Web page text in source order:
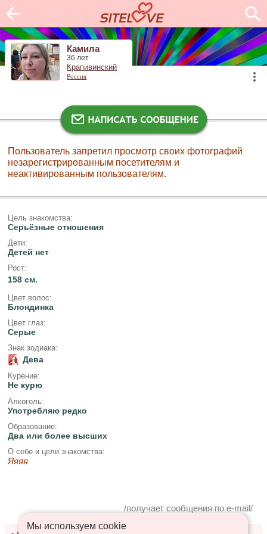
Камила
36 лет
Крапивинский
Россия
Пользователь запретил просмотр своих фотографий
незарегистрированным посетителям и
неактивированным пользователям.
Цель знакомства:
Серьёзные отношения
Дети:
Детей нет
Рост:
158 см.
Цвет волос:
Блондинка
Цвет глаз:
Серые
Знак зодиака:
Дева
Курение:
Не курю
Алкоголь:
Употребляю редко
Образование:
Два или более высших
О себе и цели знакомства:
Яяяя
/получает сообщения по e-mail/
Мы используем сookie